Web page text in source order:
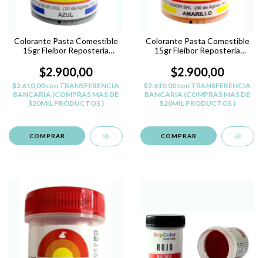
Colorante Pasta Comestible
15gr Fleibor Reposteria
$2.900,00
$2.610,00con TRANSFERENCIA
BANCARIA (COMPRAS MAS DE
$20MIL PRODUCTOS )
Colorante Pasta Comestible
15gr Fleibor Reposteria
$2.900,00
$2.610,00con TRANSFERENCIA
BANCARIA (COMPRAS MAS DE
$20MIL PRODUCTOS )